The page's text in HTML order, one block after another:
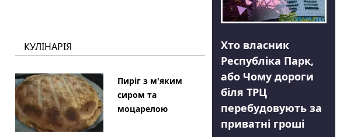
КУЛІНАРІЯ
Пиріг з м'яким
сиром та
моцарелою
Хто власник
Республіка Парк,
або Чому дороги
біля ТРЦ
перебудовують за
приватні гроші